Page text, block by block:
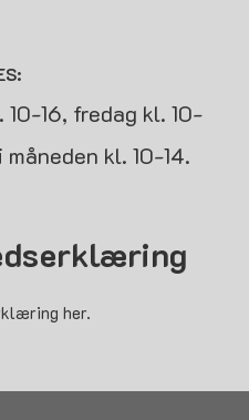
16, fredag kl. 10-
kl. 10-14.
her.